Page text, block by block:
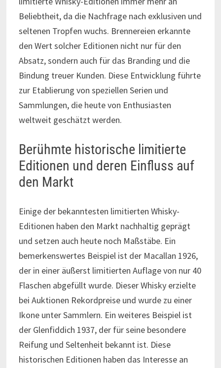
Beliebtheit, da die Nachfrage nach exklusiven und
seltenen Tropfen wuchs. Brennereien erkannte
den Wert solcher Editionen nicht nur für den
Absatz, sondern auch für das Branding und die
Bindung treuer Kunden. Diese Entwicklung führte
zur Etablierung von speziellen Serien und
Sammlungen, die heute von Enthusiasten
weltweit geschätzt werden.
Berühmte historische limitierte
Editionen und deren Einfluss auf
den Markt
Einige der bekanntesten limitierten Whisky-
Editionen haben den Markt nachhaltig geprägt
und setzen auch heute noch Maßstäbe. Ein
bemerkenswertes Beispiel ist der Macallan 1926,
der in einer äußerst limitierten Auflage von nur 40
Flaschen abgefüllt wurde. Dieser Whisky erzielte
bei Auktionen Rekordpreise und wurde zu einer
Ikone unter Sammlern. Ein weiteres Beispiel ist
der Glenfiddich 1937, der für seine besondere
Reifung und Seltenheit bekannt ist. Diese
historischen Editionen haben das Interesse an